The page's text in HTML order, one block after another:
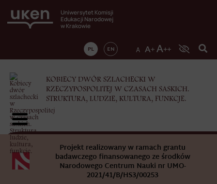
Uniwersytet Komisji
Edukacji Narodowej
w Krakowie
PL EN
KOBIECY DWÓR SZLACHECKI W
RZECZYPOSPOLITEJ W CZASACH SASKICH.
STRUKTURA, LUDZIE, KULTURA, FUNKCJE.
Projekt realizowany w ramach grantu
badawczego finansowanego ze środków
Narodowego Centrum Nauki nr UMO-
2021/41/B/HS3/00253